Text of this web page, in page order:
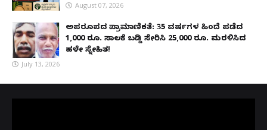
August 07, 2026
ಅಪರೂಪದ ಪ್ರಾಮಾಣಿಕತೆ: 35 ವರ್ಷಗಳ ಹಿಂದೆ ಪಡೆದ
1,000 ರೂ. ಸಾಲಕ್ಕೆ ಬಡ್ಡಿ ಸೇರಿಸಿ 25,000 ರೂ. ಮರಳಿಸಿದ
ಹಳೇ ಸ್ನೇಹಿತ!
July 13, 2026